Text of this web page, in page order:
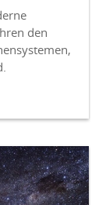
den